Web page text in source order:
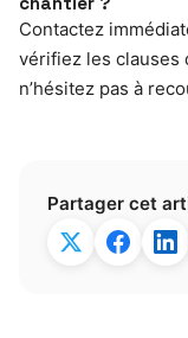
Contactez
vérifiez les clauses
n’hésitez pas à
Partager cet